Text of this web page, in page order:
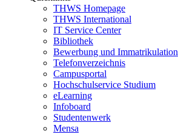
THWS Homepage
THWS International
IT Service Center
Bibliothek
Bewerbung und Immatrikulation
Telefonverzeichnis
Campusportal
Hochschulservice Studium
eLearning
Infoboard
Studentenwerk
Mensa